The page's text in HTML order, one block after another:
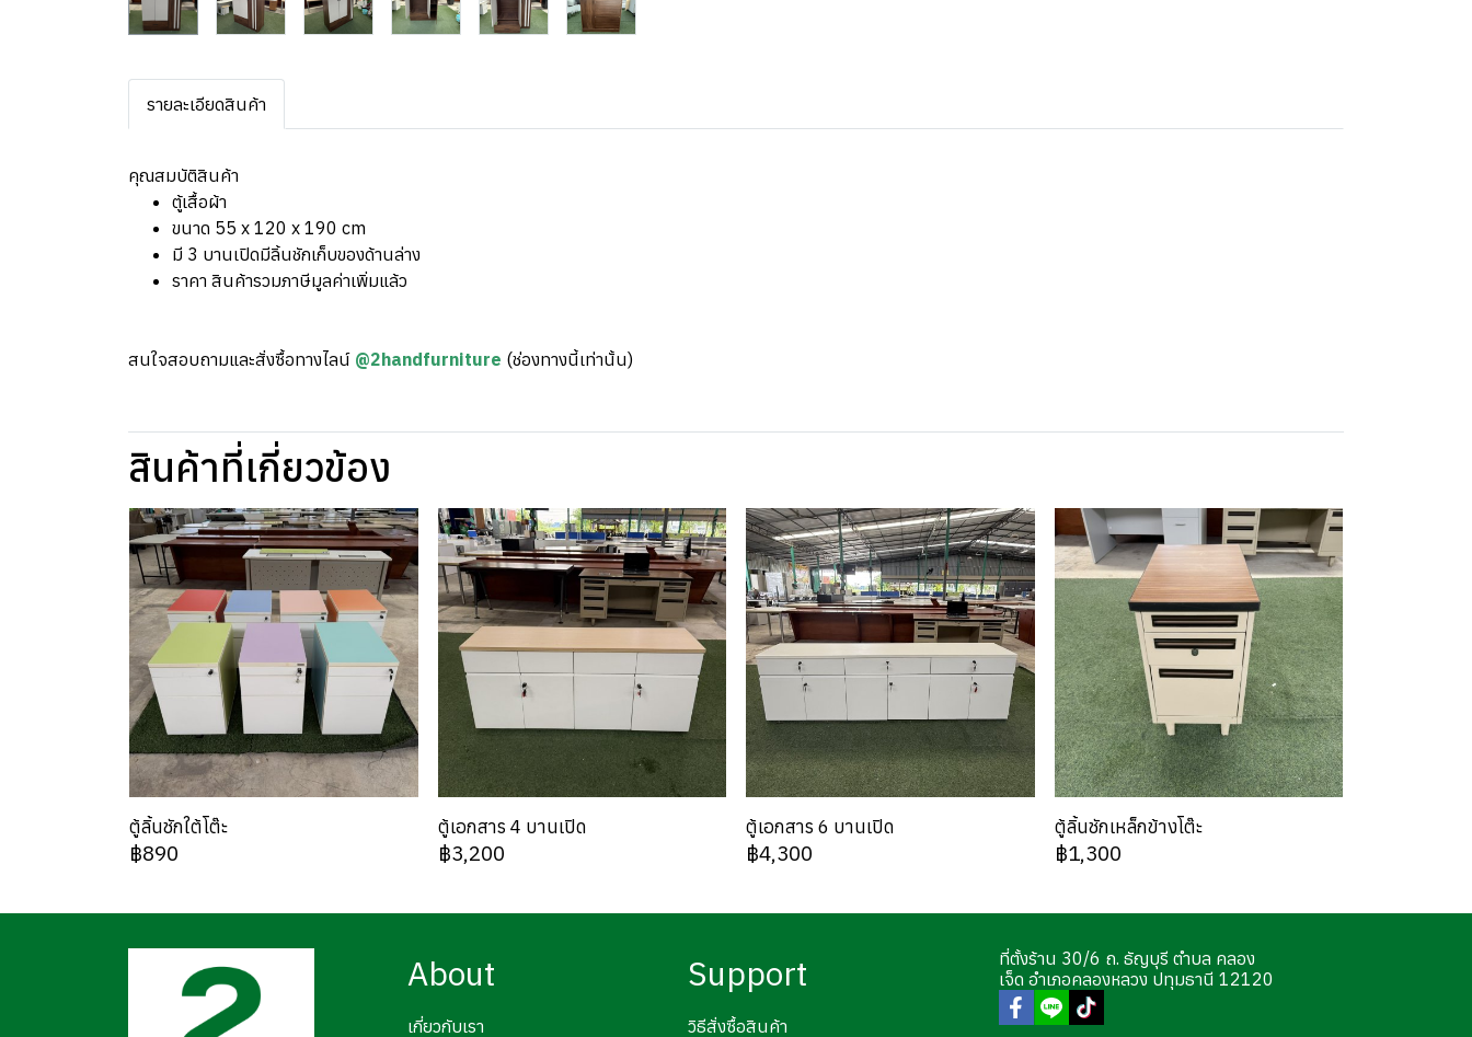
รายละเอียดสินค้า
คุณสมบัติสินค้า
ตู้เสื้อผ้า
ขนาด 55 x 120 x 190 cm
มี 3 บานเปิดมีลิ้นชักเก็บของด้านล่าง
ราคา สินค้ารวมภาษีมูลค่าเพิ่มแล้ว
สนใจสอบถามและสั่งซื้อทางไลน์ @2handfurniture (ช่องทางนี้เท่านั้น)
สินค้าที่เกี่ยวข้อง
ตู้ลิ้นชักใต้โต๊ะ
฿890
ตู้เอกสาร 4 บานเปิด
฿3,200
ตู้เอกสาร 6 บานเปิด
฿4,300
ตู้ลิ้นชักเหล็กข้างโต๊ะ
฿1,300
About
เกี่ยวกับเรา
Support
วิธีสั่งซื้อสินค้า
ที่ตั้งร้าน 30/6 ถ. ธัญบุรี ตำบล คลอง
เจ็ด อำเภอคลองหลวง ปทุมธานี 12120